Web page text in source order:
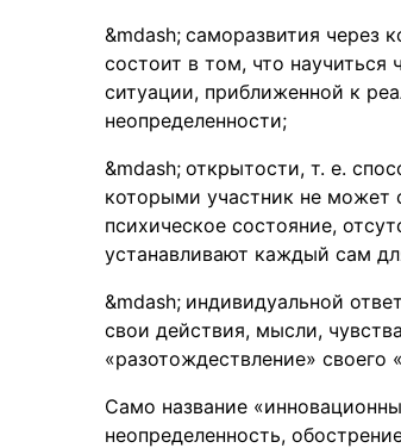
саморазвития через
состоит в том, что
ситуации, приближенной к
неопределенности;
открытости, т. е.
которыми участник не может
психическое состояние,
устанавливают каждый сам
индивидуальной
свои действия, мысли,
«разотождествление»
Само название
неопределенность,